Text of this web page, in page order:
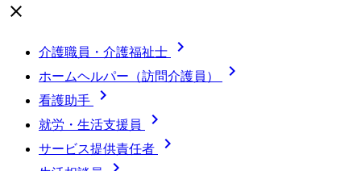
close
介護職員・介護福祉士 
ホームヘルパー（訪問介護員） 
看護助手 
就労・生活支援員 
サービス提供責任者 